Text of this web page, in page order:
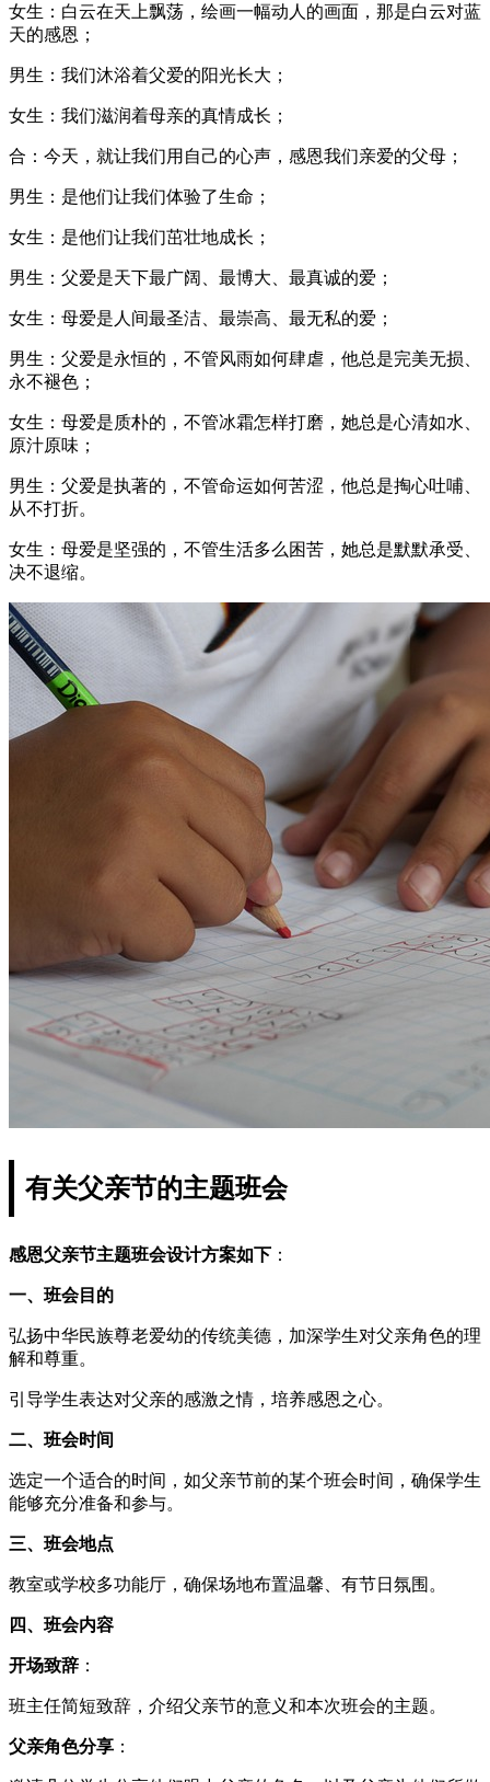
女生：白云在天上飘荡，绘画一幅动人的画面，那是白云对蓝
天的感恩；
男生：我们沐浴着父爱的阳光长大；
女生：我们滋润着母亲的真情成长；
合：今天，就让我们用自己的心声，感恩我们亲爱的父母；
男生：是他们让我们体验了生命；
女生：是他们让我们茁壮地成长；
男生：父爱是天下最广阔、最博大、最真诚的爱；
女生：母爱是人间最圣洁、最崇高、最无私的爱；
男生：父爱是永恒的，不管风雨如何肆虐，他总是完美无损、
永不褪色；
女生：母爱是质朴的，不管冰霜怎样打磨，她总是心清如水、
原汁原味；
男生：父爱是执著的，不管命运如何苦涩，他总是掏心吐哺、
从不打折。
女生：母爱是坚强的，不管生活多么困苦，她总是默默承受、
决不退缩。
有关父亲节的主题班会
感恩父亲节主题班会设计方案如下 ：
一、班会目的
弘扬中华民族尊老爱幼的传统美德，加深学生对父亲角色的理
解和尊重。
引导学生表达对父亲的感激之情，培养感恩之心。
二、班会时间
选定一个适合的时间，如父亲节前的某个班会时间，确保学生
能够充分准备和参与。
三、班会地点
教室或学校多功能厅，确保场地布置温馨、有节日氛围。
四、班会内容
开场致辞 ：
班主任简短致辞，介绍父亲节的意义和本次班会的主题。
父亲角色分享 ：